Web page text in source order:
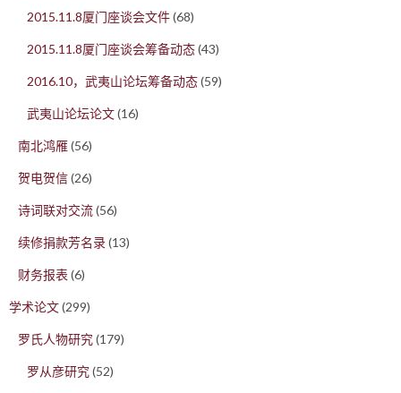
2015.11.8厦门座谈会文件(68)
2015.11.8厦门座谈会筹备动态(43)
2016.10，武夷山论坛筹备动态(59)
武夷山论坛论文(16)
南北鸿雁(56)
贺电贺信(26)
诗词联对交流(56)
续修捐款芳名录(13)
财务报表 (6)
学术论文(299)
罗氏人物研究(179)
罗从彦研究(52)